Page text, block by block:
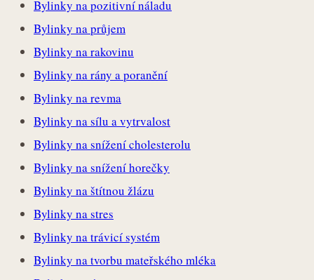
Bylinky na pozitivní náladu
Bylinky na průjem
Bylinky na rakovinu
Bylinky na rány a poranění
Bylinky na revma
Bylinky na sílu a vytrvalost
Bylinky na snížení cholesterolu
Bylinky na snížení horečky
Bylinky na štítnou žlázu
Bylinky na stres
Bylinky na trávicí systém
Bylinky na tvorbu mateřského mléka